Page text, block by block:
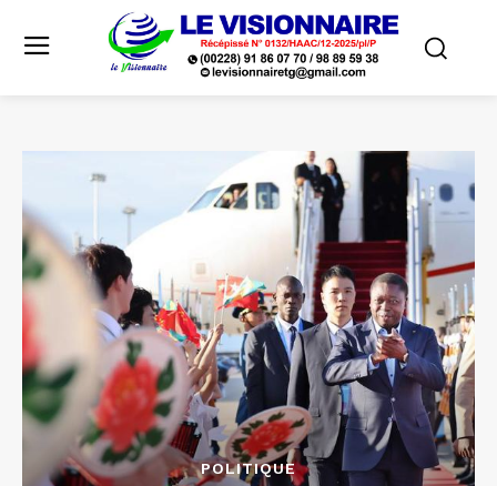
POLITIQUE